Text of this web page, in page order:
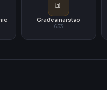
Građevinarstvo
653